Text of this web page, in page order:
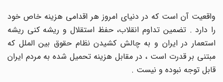
واقعیت آن است که در دنیای امروز هر اقدامی هزینه خاص خود
را دارد . تضمین تداوم انقلاب، حفظ استقلال و ریشه کنی ریشه
استعمار در ایران و به چالش کشیدن نظام حقوق بین الملل که
مبتنی بر قدرت است ، در مقابل هزینه تحمیل شده به مردم ایران
قابل توجه نبوده و نیست .